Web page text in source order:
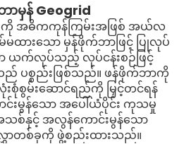
မှန် Geogrid
ကို အဓိကကုန်ကြမ်းအဖြစ် အယ်လ
မထားသော မှန်ဖိုက်ဘာဖြင့် ပြုလုပ်
ာ ယက်လုပ်သည့် လုပ်ငန်းစဉ်ဖြင့်
ပစ္စည်းဖြစ်သည်။ ဖန်ဖိုက်ဘာကို
စွမ်းဆောင်ရည်ကို မြှင့်တင်ရန်
းမွန်သော အပေါ်ယံပိုင်း ကုသမှု
သစ်နှင့် အလွန်ကောင်းမွန်သော
ာတစ်ခုကို ဖွဲ့စည်းထားသည်။